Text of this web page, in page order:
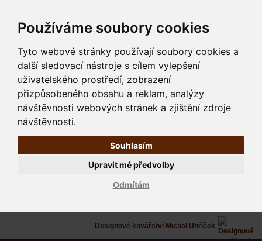
Používáme soubory cookies
Tyto webové stránky používají soubory cookies a
další sledovací nástroje s cílem vylepšení
uživatelského prostředí, zobrazení
přizpůsobeného obsahu a reklam, analýzy
návštěvnosti webových stránek a zjištění zdroje
návštěvnosti.
Souhlasím
Odmítám
Upravit mé předvolby
Designové kovářství Michal Uhříček